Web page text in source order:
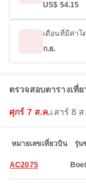
US$ 54.15
เดือนที่มีค่าโ
ก.ย.
ตรวจสอบตารางเที่
ศุกร์ 7 ส.ค.เสาร์ 8 ส
หมายเลขเที่ยวบิน รุ่น
AC2075